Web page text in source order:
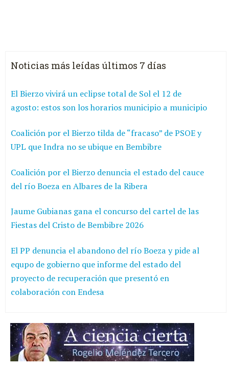
Noticias más leídas últimos 7 días
El Bierzo vivirá un eclipse total de Sol el 12 de
agosto: estos son los horarios municipio a municipio
Coalición por el Bierzo tilda de “fracaso” de PSOE y
UPL que Indra no se ubique en Bembibre
Coalición por el Bierzo denuncia el estado del cauce
del río Boeza en Albares de la Ribera
Jaume Gubianas gana el concurso del cartel de las
Fiestas del Cristo de Bembibre 2026
El PP denuncia el abandono del río Boeza y pide al
equpo de gobierno que informe del estado del
proyecto de recuperación que presentó en
colaboración con Endesa